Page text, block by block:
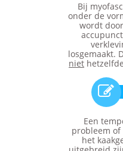
Bij
onder de
wordt
losgemaakt.
niet

Een
probleem
het